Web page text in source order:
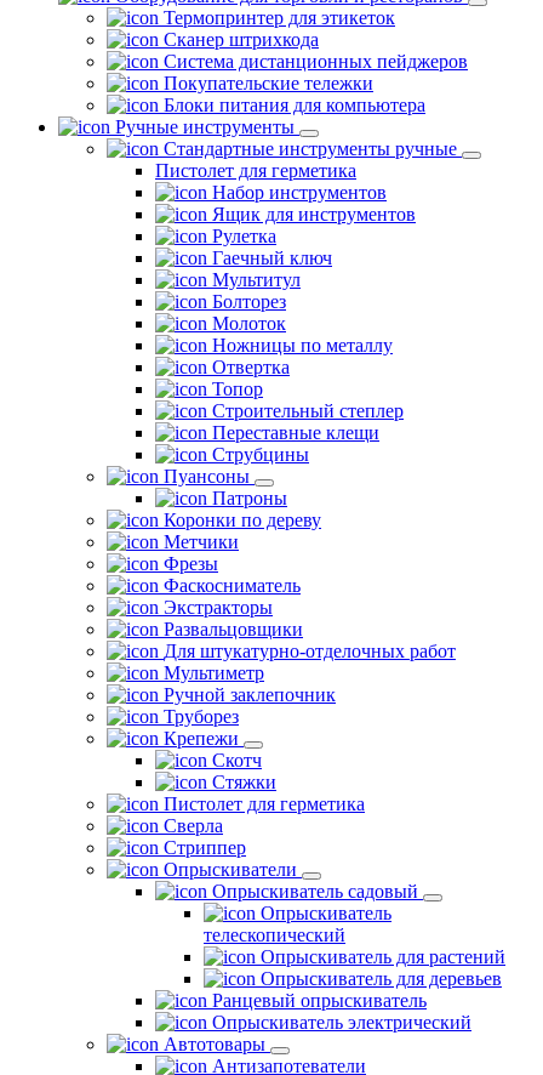
Термопринтер для этикеток
Сканер штрихкода
Система дистанционных пейджеров
Покупательские тележки
Блоки питания для компьютера
Ручные инструменты
Стандартные инструменты ручные
Пистолет для герметика
Набор инструментов
Ящик для инструментов
Рулетка
Гаечный ключ
Мультитул
Болторез
Молоток
Ножницы по металлу
Отвертка
Топор
Строительный степлер
Переставные клещи
Струбцины
Пуансоны
Патроны
Коронки по дереву
Метчики
Фрезы
Фаскосниматель
Экстракторы
Развальцовщики
Для штукатурно-отделочных работ
Мультиметр
Ручной заклепочник
Труборез
Крепежи
Скотч
Стяжки
Пистолет для герметика
Сверла
Стриппер
Опрыскиватели
Опрыскиватель садовый
Опрыскиватель
телескопический
Опрыскиватель для растений
Опрыскиватель для деревьев
Ранцевый опрыскиватель
Опрыскиватель электрический
Автотовары
Антизапотеватели